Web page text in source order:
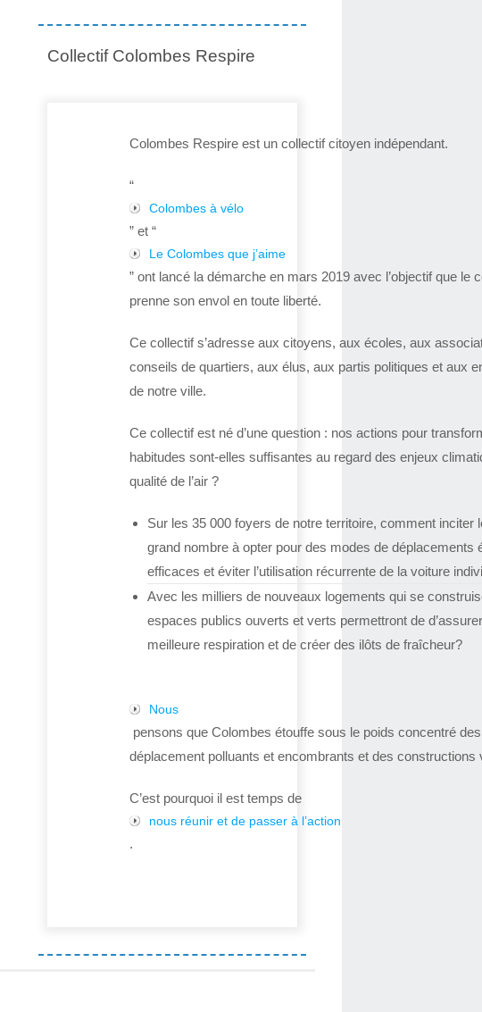
Collectif Colombes Respire
Colombes Respire est un collectif citoyen indépendant.
“
Colombes à vélo
” et “
Le Colombes que j’aime
” ont lancé la démarche en mars 2019 avec l’objectif que le
prenne son envol en toute liberté.
Ce collectif s’adresse aux citoyens, aux écoles, aux
conseils de quartiers, aux élus, aux partis politiques et aux
de notre ville.
Ce collectif est né d’une question : nos actions pour
habitudes sont-elles suffisantes au regard des enjeux
qualité de l’air ?
Sur les 35 000 foyers de notre territoire, comment inciter
grand nombre à opter pour des modes de déplacements
efficaces et éviter l’utilisation récurrente de la voiture
Avec les milliers de nouveaux logements qui se
espaces publics ouverts et verts permettront de
meilleure respiration et de créer des ilôts de fraîcheur?
Nous
pensons que Colombes étouffe sous le poids concentré
déplacement polluants et encombrants et des constructions
C’est pourquoi il est temps de
nous réunir et de passer à l’action
.